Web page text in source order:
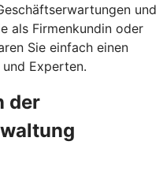
und
als Firmenkundin oder
Sie einfach einen
Experten.
der